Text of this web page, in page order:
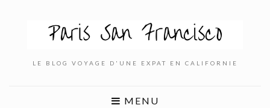
LE BLOG VOYAGE D'UNE EXPAT EN CALIFORNIE
MENU